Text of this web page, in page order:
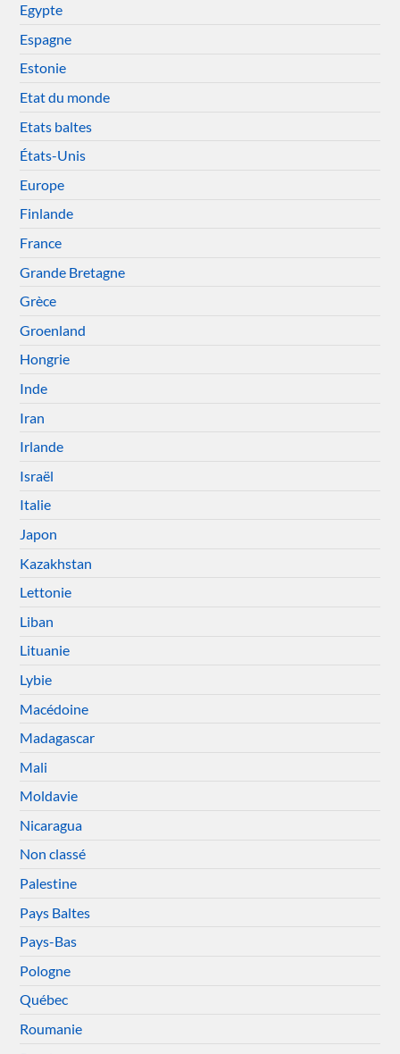
Egypte
Espagne
Estonie
Etat du monde
Etats baltes
États-Unis
Europe
Finlande
France
Grande Bretagne
Grèce
Groenland
Hongrie
Inde
Iran
Irlande
Israël
Italie
Japon
Kazakhstan
Lettonie
Liban
Lituanie
Lybie
Macédoine
Madagascar
Mali
Moldavie
Nicaragua
Non classé
Palestine
Pays Baltes
Pays-Bas
Pologne
Québec
Roumanie